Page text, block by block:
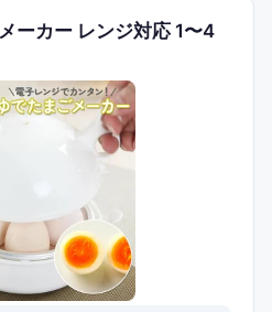
ーカー レンジ対応 1〜4